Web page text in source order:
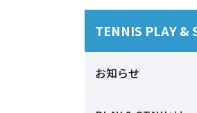
TENNIS PLAY &
お知らせ